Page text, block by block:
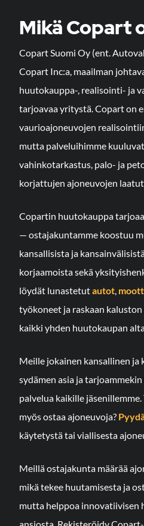
Mikä Copart
Copart Suomi Oy (ent.
Copart Inc:a, maailman
huutokauppa-, realisointi- ja
tarjoavaa yritystä. Copart on
vaurioajoneuvojen
mutta palveluihimme
vahinkotarkastus, palo- ja
korjattujen ajoneuvojen
Copartin huutokauppa
— ostajakuntamme koostuu
kansallisista ja
korjaamoista sekä
löydät lunastetutautot
työkoneet ja raskaan kaluston
kaikki yhden huutokaupan
Meille jokainen kansallinen ja
sydämen asia ja
palvelua kaikille
myös ostaa ajoneuvoja?
käytetystä tai viallisesta
Meillä ostajakunta määrää
mikä tekee huutamisesta ja
mutta helppoa innovatiivisen
ansiosta. Rekisteröidy